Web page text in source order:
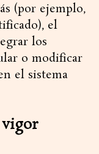
(por ejemplo,
el
los
o modificar
el sistema